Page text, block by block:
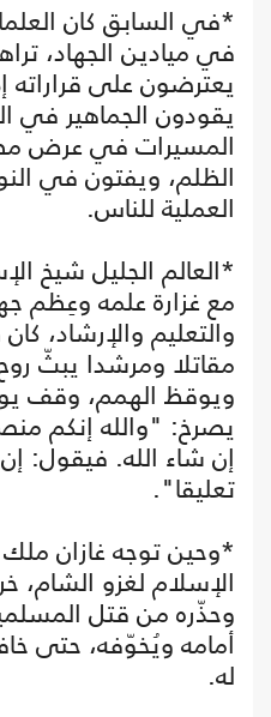
*في السابق كان
في ميادين الجهاد،
يعترضون على قراراته
يقودون الجماهير في
المسيرات في عرض
الظلم، ويفتون في
العملية للناس.
*العالم الجليل شيخ
مع غزارة علمه وعِظم
والتعليم والإرشاد،
مقاتلا ومرشدا يبثّ
ويوقظ الهمم، وقف
يصرخ: "والله إنكم
إن شاء الله. فيقول: إن
تعليقا".
*وحين توجه غازان ملك
الإسلام لغزو الشام،
وحذّره من قتل
أمامه ويُخوّفه، حتى
له.